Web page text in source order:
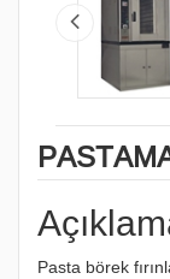
Pasta börek